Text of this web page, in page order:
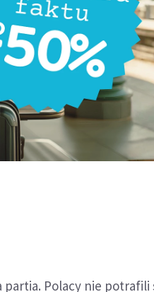
partia. Polacy nie potrafili